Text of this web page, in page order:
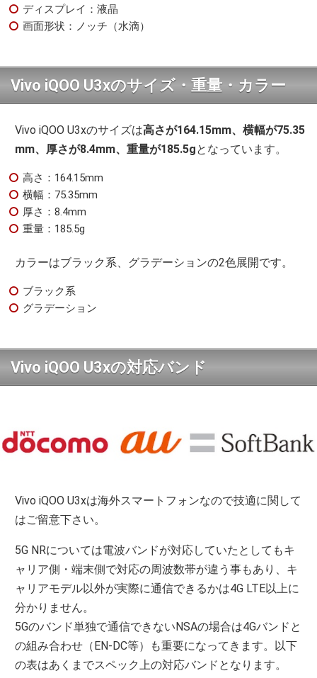
ディスプレイ：液晶
画面形状：ノッチ（水滴）
Vivo iQOO U3xのサイズ・重量・カラー
Vivo iQOO U3xのサイズは高さが164.15mm、横幅が75.35
mm、厚さが8.4mm、重量が185.5gとなっています。
高さ：164.15mm
横幅：75.35mm
厚さ：8.4mm
重量：185.5g
カラーはブラック系、グラデーションの2色展開です。
ブラック系
グラデーション
Vivo iQOO U3xの対応バンド
Vivo iQOO U3xは海外スマートフォンなので技適に関して
はご留意下さい。
5G NRについては電波バンドが対応していたとしてもキ
ャリア側・端末側で対応の周波数帯が違う事もあり、キ
ャリアモデル以外が実際に通信できるかは4G LTE以上に
分かりません。
5Gのバンド単独で通信できないNSAの場合は4Gバンドと
の組み合わせ（EN-DC等）も重要になってきます。以下
の表はあくまでスペック上の対応バンドとなります。